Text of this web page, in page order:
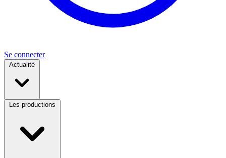
Se connecter
Actualité
Les productions